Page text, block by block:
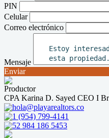
PIN
Celular
Correo electrónico
Mensaje
Enviar
Productor
CPA Karina D. Sayed CEO I
hola@playarealtors.co
1 (954) 799-4141
52 984 186 5453